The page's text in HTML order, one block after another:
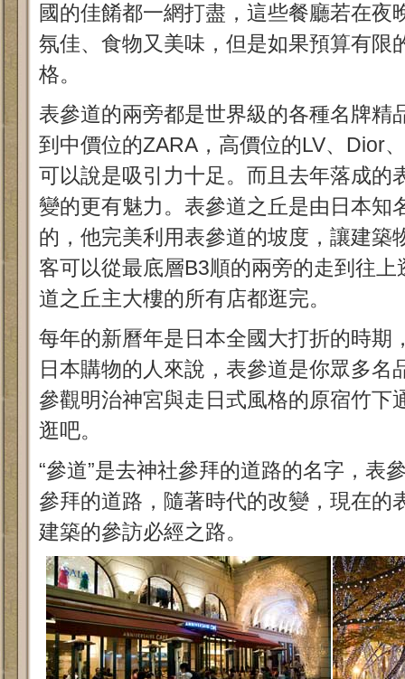
國的佳餚都一網打盡，這些餐廳若在夜
氛佳、食物又美味，但是如果預算有限
格。
表參道的兩旁都是世界級的各種名牌精
到中價位的ZARA，高價位的LV、Dior
可以說是吸引力十足。而且去年落成的
變的更有魅力。表參道之丘是由日本知
的，他完美利用表參道的坡度，讓建築
客可以從最底層B3順的兩旁的走到往
道之丘主大樓的所有店都逛完。
每年的新曆年是日本全國大打折的時期
日本購物的人來說，表參道是你眾多名
參觀明治神宮與走日式風格的原宿竹下
逛吧。
“參道”是去神社參拜的道路的名字，表
參拜的道路，隨著時代的改變，現在的
建築的參訪必經之路。